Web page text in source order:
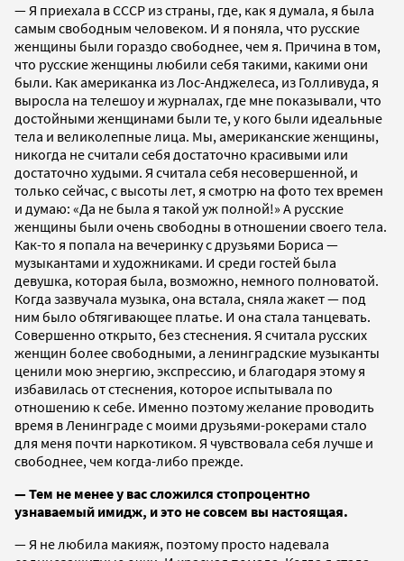
— Я приехала в СССР из страны, где, как я думала, я была
самым свободным человеком. И я поняла, что русские
женщины были гораздо свободнее, чем я. Причина в том,
что русские женщины любили себя такими, какими они
были. Как американка из Лос-Анджелеса, из Голливуда, я
выросла на телешоу и журналах, где мне показывали, что
достойными женщинами были те, у кого были идеальные
тела и великолепные лица. Мы, американские женщины,
никогда не считали себя достаточно красивыми или
достаточно худыми. Я считала себя несовершенной, и
только сейчас, с высоты лет, я смотрю на фото тех времен
и думаю: «Да не была я такой уж полной!» А русские
женщины были очень свободны в отношении своего тела.
Как-то я попала на вечеринку с друзьями Бориса —
музыкантами и художниками. И среди гостей была
девушка, которая была, возможно, немного полноватой.
Когда зазвучала музыка, она встала, сняла жакет — под
ним было обтягивающее платье. И она стала танцевать.
Совершенно открыто, без стеснения. Я считала русских
женщин более свободными, а ленинградские музыканты
ценили мою энергию, экспрессию, и благодаря этому я
избавилась от стеснения, которое испытывала по
отношению к себе. Именно поэтому желание проводить
время в Ленинграде с моими друзьями-рокерами стало
для меня почти наркотиком. Я чувствовала себя лучше и
свободнее, чем когда-либо прежде.
— Тем не менее у вас сложился стопроцентно
узнаваемый имидж, и это не совсем вы настоящая.
— Я не любила макияж, поэтому просто надевала